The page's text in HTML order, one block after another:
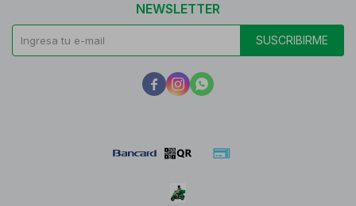
NEWSLETTER
SUSCRIBIRME
  